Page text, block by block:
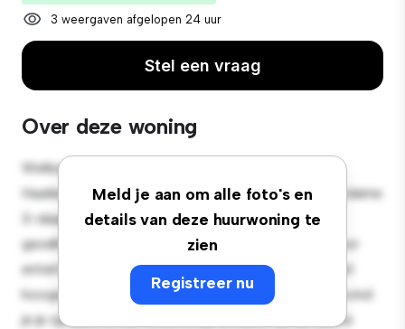
3 weergaven afgelopen 24 uur
Stel een vraag
Over deze woning
Meld je aan om alle foto's en
details van deze huurwoning te
zien
Registreer nu
Welkom bij je nieuwe toevluchtsoord in
Haarlemmermeerstraat 1058JX Amsterdam! Dit moderne
3-slaapkamerappartement biedt een stijlvolle en
gezellige leefruimte. De open indeling is perfect voor
entertainment en de strakke keuken is uitgerust met
hoogwaardige apparatuur. Dankzij de toplocatie bevind
je je op slechts een steenworp afstand van de beste